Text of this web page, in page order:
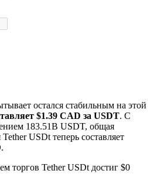
M
остался стабильным на этой
$1.39 CAD за USDT. С
183.51B USDT, общая
USDt теперь составляет
торгов Tether USDt достиг $0